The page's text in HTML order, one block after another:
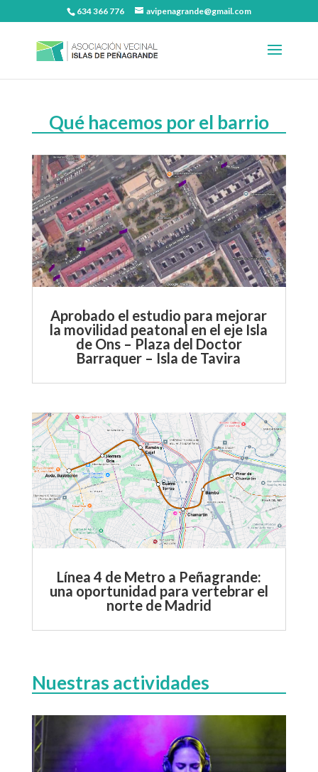
634 366 776 avipenagrande@gmail.com
Qué hacemos por el barrio
Aprobado el estudio para mejorar
la movilidad peatonal en el eje Isla
de Ons – Plaza del Doctor
Barraquer – Isla de Tavira
Línea 4 de Metro a Peñagrande:
una oportunidad para vertebrar el
norte de Madrid
Nuestras actividades